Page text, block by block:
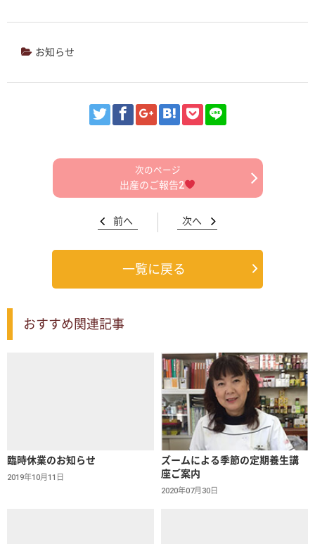
お知らせ
出産のご報告2
前へ 次へ
一覧に戻る
おすすめ関連記事
臨時休業のお知らせ
2019年10月11日
ズームによる季節の定期養生講
座ご案内
2020年07月30日